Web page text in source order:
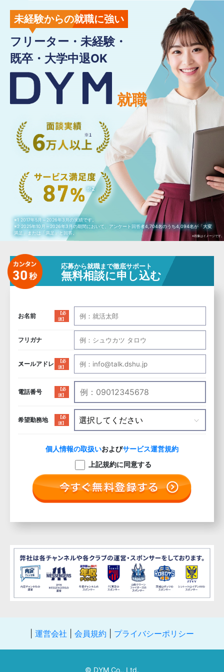
※画像はイメージです。
未経験からの就職に強い
フリーター・未経験・
既卒・大学中退OK
就職
※1 2017年5月～2026年3月の実績です。
※2 2025年10月～2026年3月の期間において、アンケート回答者4,704名のうち4,094名が「大変
満足」または「満足」と回答。
応募から就職まで徹底サポート
無料相談に申し込む
お名前
【必
須】
フリガナ
メールアドレス
【必
須】
電話番号
【必
須】
希望勤務地
【必
須】
個人情報の取扱いおよびサービス運営規約
上記規約に同意する
運営会社 会員規約 プライバシーポリシー
© DYM Co., Ltd.